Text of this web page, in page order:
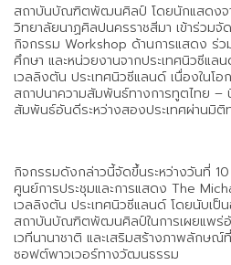
สถาบันบัณฑิตพัฒนศิลป์ โดยนักแสดงจ
วิทยาลัยนาฏศิลปนครราชสีมา เข้าร่วม
กิจกรรม Workshop ด้านการแสดง ร่
ศึกษา และหน่วยงานจากประเทศนิวซีแล
เวลลิงตัน ประเทศนิวซีแลนด์ เนื่องในโ
สถาปนาความสัมพันธ์ทางการทูตไทย –
สัมพันธ์อันดีระหว่างสองประเทศผ่านมิ
กิจกรรมดังกล่าวนี้จัดขึ้นระหว่างวันที่
ศูนย์การประชุมและการแสดง The
เวลลิงตัน ประเทศนิวซีแลนด์ โดยนับเ
สถาบันบัณฑิตพัฒนศิลป์ในการเผยแพ
เวทีนานาชาติ และเสริมสร้างภาพลักษ
ซอฟต์พาวเวอร์ทางวัฒนธรรม